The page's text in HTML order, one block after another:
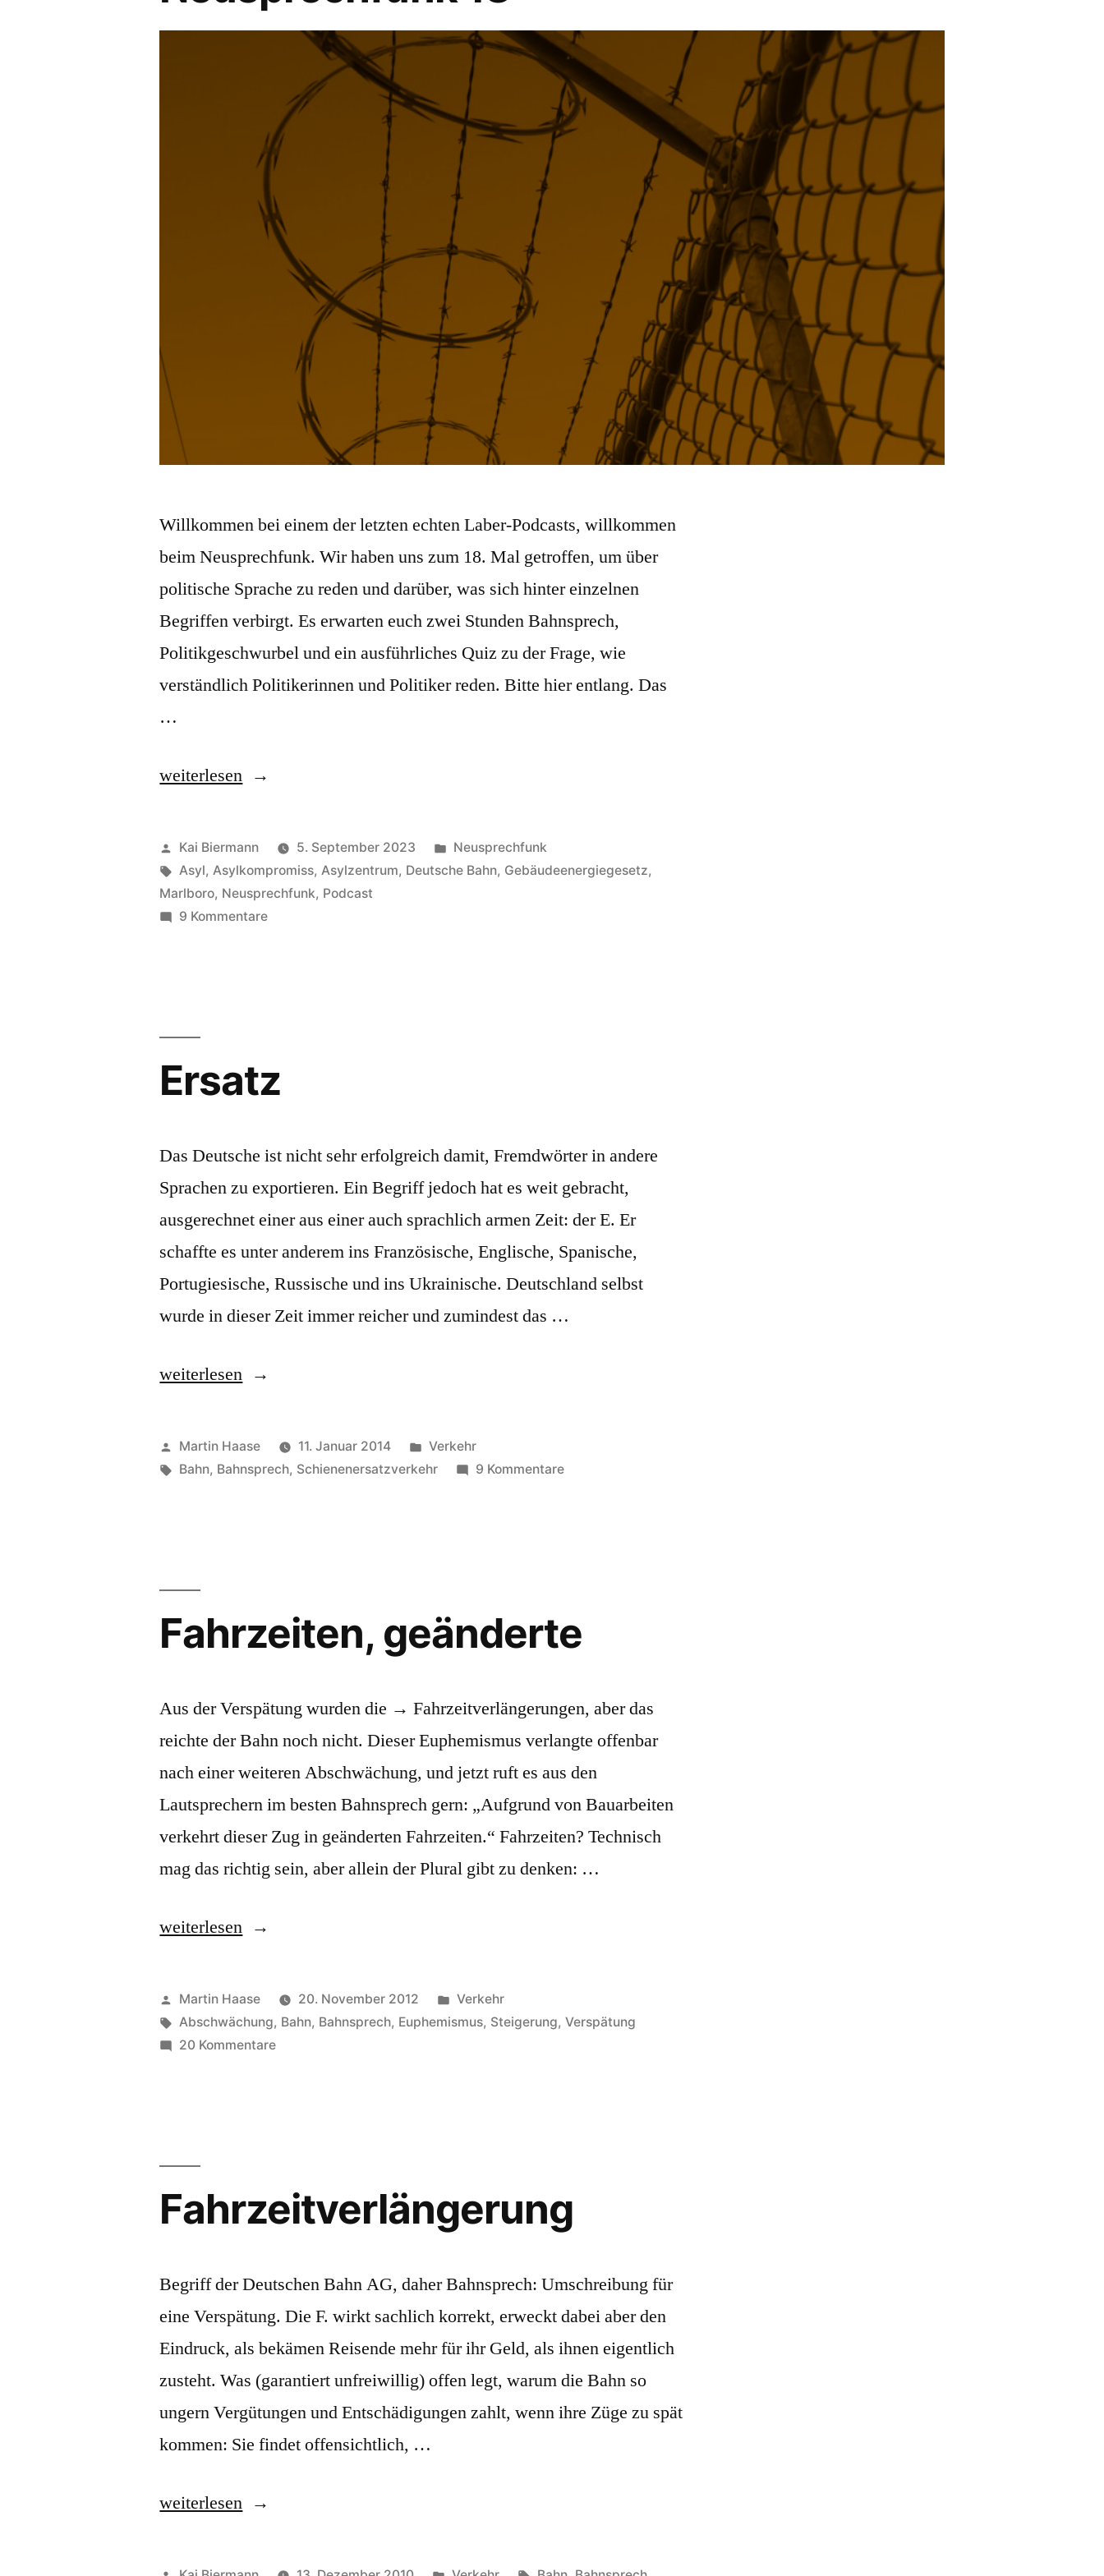
Willkommen bei einem der letzten echten Laber-Podcasts, willkommen
beim Neusprechfunk. Wir haben uns zum 18. Mal getroffen, um über
politische Sprache zu reden und darüber, was sich hinter einzelnen
Begriffen verbirgt. Es erwarten euch zwei Stunden Bahnsprech,
Politikgeschwurbel und ein ausführliches Quiz zu der Frage, wie
verständlich Politikerinnen und Politiker reden. Bitte hier entlang. Das
…
„Neusprechfunk
weiterlesen
Veröffentlicht
von
Kai Biermann 5. September 2023
Veröffentlicht
in
Neusprechfunk
Schlagwörter:
Asyl,Asylkompromiss,Asylzentrum, Deutsche Bahn, Gebäudeenergiegesetz,
Marlboro, Neusprechfunk, Podcast
9 Kommentarezu
Ersatz
Das Deutsche ist nicht sehr erfolgreich damit, Fremdwörter in andere
Sprachen zu exportieren. Ein Begriff jedoch hat es weit gebracht,
ausgerechnet einer aus einer auch sprachlich armen Zeit: der E. Er
schaffte es unter anderem ins Französische, Englische, Spanische,
Portugiesische, Russische und ins Ukrainische. Deutschland selbst
wurde in dieser Zeit immer reicher und zumindest das …
„Ersatz“
weiterlesen
Veröffentlicht
von
Martin Haase 11. Januar 2014
Veröffentlicht
in
Verkehr
Schlagwörter:
Bahn, Bahnsprech, Schienenersatzverkehr 9 Kommentarezu
Fahrzeiten, geänderte
Aus der Verspätung wurden die → Fahrzeitverlängerungen, aber das
reichte der Bahn noch nicht. Dieser Euphemismus verlangte offenbar
nach einer weiteren Abschwächung, und jetzt ruft es aus den
Lautsprechern im besten Bahnsprech gern: „Aufgrund von Bauarbeiten
verkehrt dieser Zug in geänderten Fahrzeiten.“ Fahrzeiten? Technisch
mag das richtig sein, aber allein der Plural gibt zu denken: …
„Fahrzeiten,
weiterlesen
Veröffentlicht
von
Martin Haase 20. November 2012
Veröffentlicht
in
Verkehr
Schlagwörter:
Abschwächung, Bahn, Bahnsprech, Euphemismus, Steigerung,Verspätung
20 Kommentarezu
Fahrzeitverlängerung
Begriff der Deutschen Bahn AG, daher Bahnsprech: Umschreibung für
eine Verspätung. Die F. wirkt sachlich korrekt, erweckt dabei aber den
Eindruck, als bekämen Reisende mehr für ihr Geld, als ihnen eigentlich
zusteht. Was (garantiert unfreiwillig) offen legt, warum die Bahn so
ungern Vergütungen und Entschädigungen zahlt, wenn ihre Züge zu spät
kommen: Sie findet offensichtlich, …
„Fahrzeitverlängerung“
weiterlesen